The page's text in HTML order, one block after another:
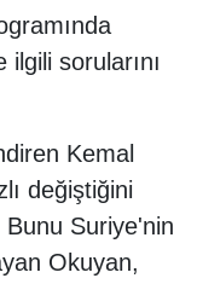
sorularını
Kemal
değiştiğini
Bunu Suriye'nin
Okuyan,